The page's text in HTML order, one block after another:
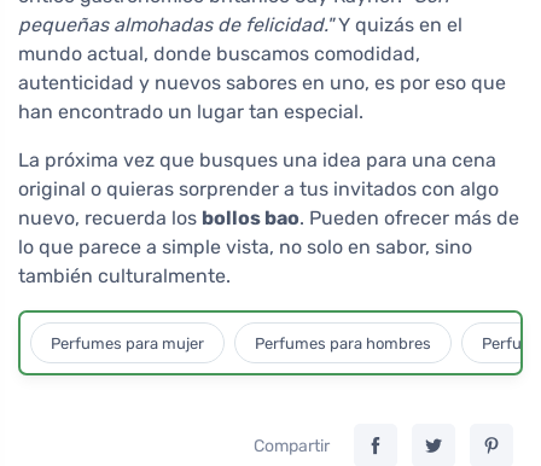
pequeñas almohadas de felicidad."Y quizás en el
mundo actual, donde buscamos comodidad,
autenticidad y nuevos sabores en uno, es por eso que
han encontrado un lugar tan especial.
La próxima vez que busques una idea para una cena
original o quieras sorprender a tus invitados con algo
nuevo, recuerda los bollos bao. Pueden ofrecer más de
lo que parece a simple vista, no solo en sabor, sino
también culturalmente.
Perfumes para mujer Perfumes para hombres
Compartir